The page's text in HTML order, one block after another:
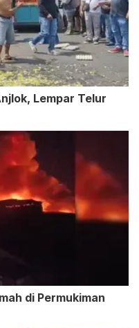
Lempar Telur
di Permukiman